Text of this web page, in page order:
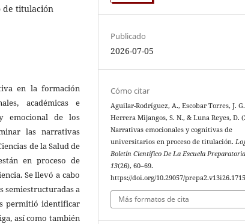
de titulación
en la formación
académicas e
emocional de los
las narrativas
de la Salud de
en proceso de
Se llevó a cabo
a
permitió identificar
así como también
Publicado
2026-07-05
Cómo citar
Aguilar-Rodríguez, A., Escobar Torres, J.
Herrera Mijangos, S. N., & Luna Reyes, D.
Narrativas emocionales y cognitivas de
universitarios en proceso de titulación.
Boletín Científico De La Escuela
13(26), 60–69.
https://doi.org/10.29057/
Más formatos de cita